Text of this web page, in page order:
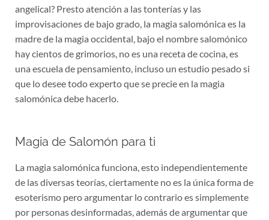
angelical? Presto atención a las tonterías y las
improvisaciones de bajo grado, la magia salomónica es la
madre de la magia occidental, bajo el nombre salomónico
hay cientos de grimorios, no es una receta de cocina, es
una escuela de pensamiento, incluso un estudio pesado si
que lo desee todo experto que se precie en la magia
salomónica debe hacerlo.
Magia de Salomón para ti
La magia salomónica funciona, esto independientemente
de las diversas teorías, ciertamente no es la única forma de
esoterismo pero argumentar lo contrario es simplemente
por personas desinformadas, además de argumentar que